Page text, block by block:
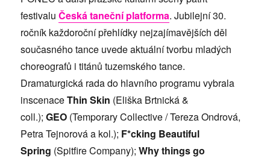
festivaluČeská taneční platforma. Jubilejní 30.
ročník každoroční přehlídky nejzajímavějších děl
současného tance uvede aktuální tvorbu mladých
choreografů i titánů tuzemského tance.
Dramaturgická rada do hlavního programu vybrala
inscenaceThin Skin (Eliška Brtnická &
coll.);GEO (Temporary Collective / Tereza Ondrová,
Petra Tejnorová a kol.); F*cking Beautiful
Spring (Spitfire Company);Why things go